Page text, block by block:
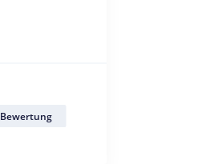
Bewertung